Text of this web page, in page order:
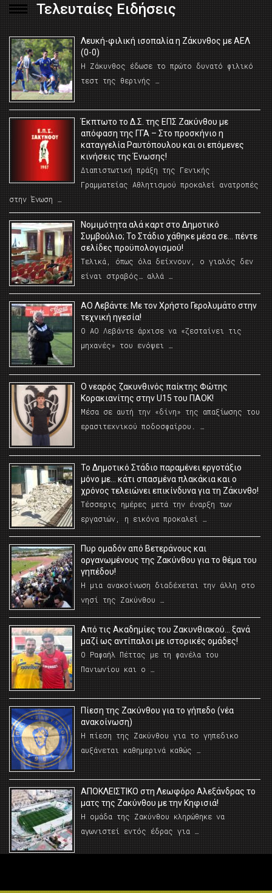
Τελευταίες Ειδήσεις
Λευκή-φιλική ισοπαλία η Ζάκυνθος με ΑΕΛ
(0-0)
Η Ζάκυνθος έδωσε το πρώτο δυνατό φιλικό
τεστ της θερινής …
Έκπτωτο το Δ.Σ. της ΕΠΣ Ζακύνθου με
απόφαση της ΓΓΑ – Στο προσκήνιο η
καταγγελία Ραυτόπουλου και οι επόμενες
κινήσεις της Ένωσης!
Διαπιστωτική πράξη της Γενικής
Γραμματείας Αθλητισμού προκαλεί ανατροπές
στην Ένωση …
Νομιμότητα αλά καρτ στο Δημοτικό
Συμβούλιο; Το Στάδιο χάθηκε μέσα σε… πέντε
σελίδες προϋπολογισμού!
Τελικά, όπως όλα δείχνουν, ο γιαλός δεν
είναι στραβός… αλλά …
ΑΟ Λεβάντε: Με τον Χρήστο Γερολυμάτο στην
τεχνική ηγεσία!
Ο ΑΟ Λεβάντε άρχισε να «ζεσταίνει τις
μηχανές» του ενόψει …
O νεαρός ζακυνθινός παίκτης Φώτης
Κορακιανίτης στην U15 του ΠΑΟΚ!
Μέσα σε αυτή την «δίνη» της απαξίωσης του
ερασιτεχνικού ποδοσφαίρου. …
Το Δημοτικό Στάδιο παραμένει εργοτάξιο
μόνο με… κάτι σπασμένα πλακάκια και ο
χρόνος τελειώνει επικίνδυνα για τη Ζάκυνθο!
Τέσσερις ημέρες μετά την έναρξη των
εργασιών, η εικόνα προκαλεί …
Πυρ ομαδόν από Βετεράνους και
οργανωμένους της Ζακύνθου για το θέμα του
γηπέδου!
Η μια ανακοίνωση διαδέχεται την άλλη στο
νησί της Ζακύνθου …
Από τις Ακαδημίες του Ζακυνθιακού… ξανά
μαζί ως αντίπαλοι με ιστορικές ομάδες!
Ο Ραφαήλ Πέττας με τη φανέλα του
Πανιωνίου και ο …
Πίεση της Ζακύνθου για το γήπεδο (νέα
ανακοίνωση)
Η πίεση της Ζακύνθου για το γηπεδικο
αυξάνεται καθημερινά καθώς …
AΠΟΚΛΕΙΣΤΙΚΟ στη Λεωφόρο Αλεξάνδρας το
ματς της Ζακύνθου με την Κηφισιά!
Η ομάδα της Ζακύνθου κληρώθηκε να
αγωνιστεί εντός έδρας για …